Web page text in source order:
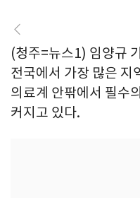
(청주=뉴스1) 임양규
전국에서 가장 많은 지
의료계 안팎에서 필수
커지고 있다.